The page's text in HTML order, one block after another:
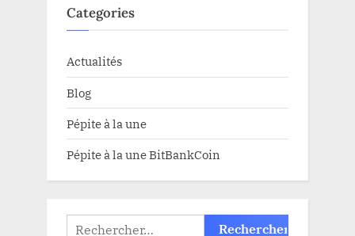
Categories
Actualités
Blog
Pépite à la une
Pépite à la une BitBankCoin
Rechercher :